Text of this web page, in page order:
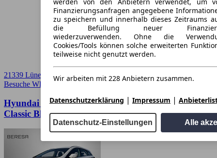
Finanzierungsanfragen angegebene
zu speichern und innerhalb dieses Zeitraums
die Befüllung neuer
wiederzuverwenden. Ohne die
Cookies/Tools können solche erweiterten
teilweise nicht genutzt werden.
Wir arbeiten mit 228 Anbietern zusammen.
Datenschutzerklärung | Impressum |
Datenschutz-Einstellungen Alle
21339 Lüneburg
Besuche WELLER
Hyundai Andere i40cw 1.6 GDI Classic *Allwetter*
Classic Blue